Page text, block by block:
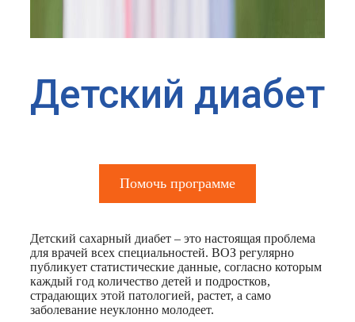
Детский диабет
Помочь программе
Детский сахарный диабет – это настоящая проблема
для врачей всех специальностей. ВОЗ регулярно
публикует статистические данные, согласно которым
каждый год количество детей и подростков,
страдающих этой патологией, растет, а само
заболевание неуклонно молодеет.